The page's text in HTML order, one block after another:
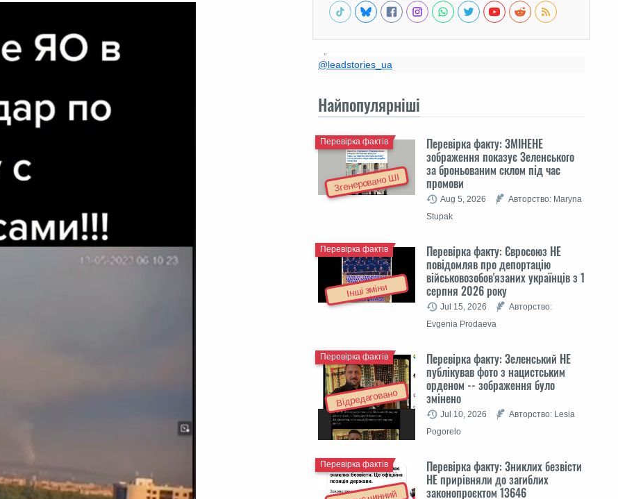
@leadstories_ua
Найпопулярніші
Згенеровано ШІ
Перевірка факту: ЗМІНЕНЕ
зображення показує Зеленського
за броньованим склом під час
промови
Перевірка фактів
Aug 5, 2026
Авторство: Maryna
Stupak
Інші зміни
Перевірка факту: Євросоюз НЕ
повідомляв про депортацію
військовозобов'язаних українців з 1
серпня 2026 року
Перевірка фактів
Jul 15, 2026
Авторство:
Evgenia Prodaeva
Відредаговано
Перевірка факту: Зеленський НЕ
публікував фото з нацистським
орденом -- зображення було
змінено
Перевірка фактів
Jul 10, 2026
Авторство: Lesia
Pogorelo
Перевірка факту: Зниклих безвісти
НЕ прирівняли до загиблих
законопроєктом 13646
Перевірка фактів